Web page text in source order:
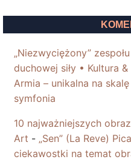
„Niezwyciężony”
duchowej siły • Kultura
Armia – unikalna na
symfonia
10 najważniejszych
Art - „Sen” (La Reve)
ciekawostki na temat